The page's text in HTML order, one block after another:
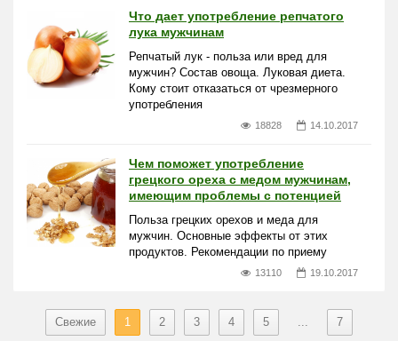
Что дает употребление репчатого
лука мужчинам
Репчатый лук - польза или вред для
мужчин? Состав овоща. Луковая диета.
Кому стоит отказаться от чрезмерного
употребления
18828 14.10.2017
Чем поможет употребление
грецкого ореха с медом мужчинам,
имеющим проблемы с потенцией
Польза грецких орехов и меда для
мужчин. Основные эффекты от этих
продуктов. Рекомендации по приему
13110 19.10.2017
Свежие 1 2 3 4 5 ... 7